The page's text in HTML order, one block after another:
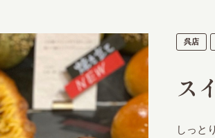
呉店
ス
しっと